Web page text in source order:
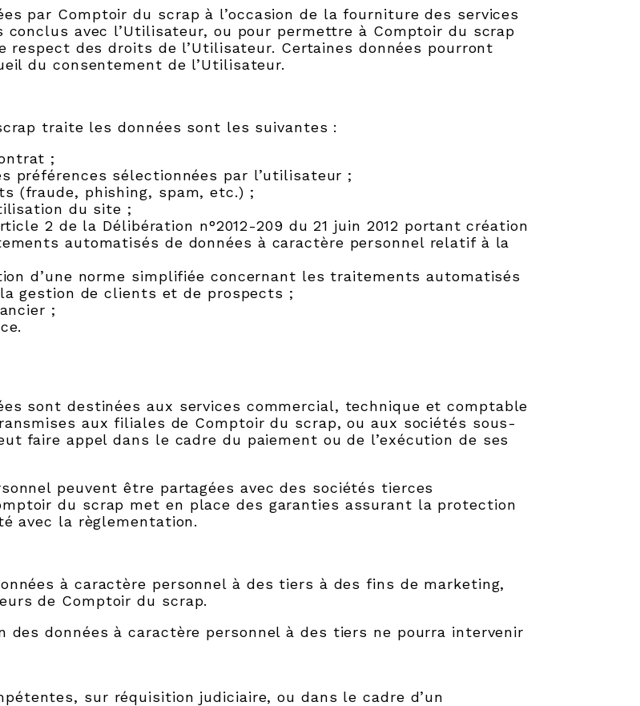
par Comptoir du scrap à l’occasion de la fourniture des services
avec l’Utilisateur, ou pour permettre à Comptoir du scrap
des droits de l’Utilisateur. Certaines données pourront
du consentement de l’Utilisateur.
traite les données sont les suivantes :
;
préférences sélectionnées par l’utilisateur ;
(fraude, phishing, spam, etc.) ;
du site ;
2 de la Délibération n°2012-209 du 21 juin 2012 portant création
automatisés de données à caractère personnel relatif à la
d’une norme simplifiée concernant les traitements automatisés
gestion de clients et de prospects ;
;
sont destinées aux services commercial, technique et comptable
aux filiales de Comptoir du scrap, ou aux sociétés sous-
faire appel dans le cadre du paiement ou de l’exécution de ses
peuvent être partagées avec des sociétés tierces
du scrap met en place des garanties assurant la protection
avec la règlementation.
à caractère personnel à des tiers à des fins de marketing,
de Comptoir du scrap.
des données à caractère personnel à des tiers ne pourra intervenir
sur réquisition judiciaire, ou dans le cadre d’un